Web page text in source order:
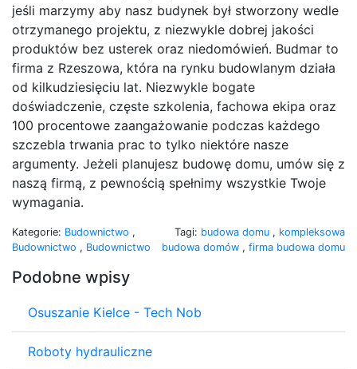
jeśli marzymy aby nasz budynek był stworzony wedle
otrzymanego projektu, z niezwykle dobrej jakości
produktów bez usterek oraz niedomówień. Budmar to
firma z Rzeszowa, która na rynku budowlanym działa
od kilkudziesięciu lat. Niezwykle bogate
doświadczenie, częste szkolenia, fachowa ekipa oraz
100 procentowe zaangażowanie podczas każdego
szczebla trwania prac to tylko niektóre nasze
argumenty. Jeżeli planujesz budowę domu, umów się z
naszą firmą, z pewnością spełnimy wszystkie Twoje
wymagania.
Kategorie: Budownictwo ,
Budownictwo , Budownictwo
Tagi: budowa domu , kompleksowa
budowa domów , firma budowa domu
Podobne wpisy
Osuszanie Kielce - Tech Nob
Roboty hydrauliczne